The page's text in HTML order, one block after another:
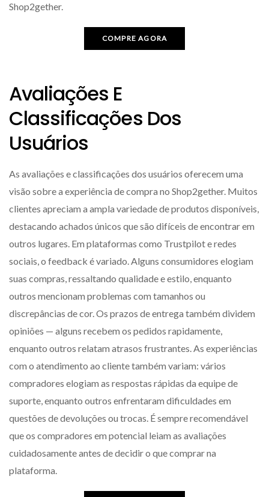
Shop2gether.
COMPRE AGORA
Avaliações E
Classificações Dos
Usuários
As avaliações e classificações dos usuários oferecem uma
visão sobre a experiência de compra no Shop2gether. Muitos
clientes apreciam a ampla variedade de produtos disponíveis,
destacando achados únicos que são difíceis de encontrar em
outros lugares. Em plataformas como Trustpilot e redes
sociais, o feedback é variado. Alguns consumidores elogiam
suas compras, ressaltando qualidade e estilo, enquanto
outros mencionam problemas com tamanhos ou
discrepâncias de cor. Os prazos de entrega também dividem
opiniões — alguns recebem os pedidos rapidamente,
enquanto outros relatam atrasos frustrantes. As experiências
com o atendimento ao cliente também variam: vários
compradores elogiam as respostas rápidas da equipe de
suporte, enquanto outros enfrentaram dificuldades em
questões de devoluções ou trocas. É sempre recomendável
que os compradores em potencial leiam as avaliações
cuidadosamente antes de decidir o que comprar na
plataforma.